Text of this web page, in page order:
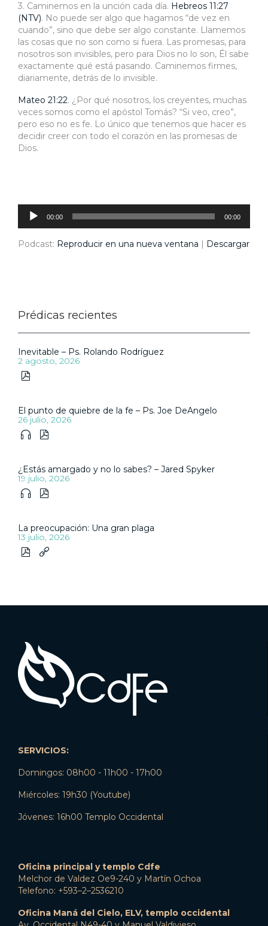
3. Caminemos en la unción cada día. Hebreos 11:27
(NTV). No puede ser algo que hagamos “de vez en
cuando”, sino que debe ser algo constante. Llamemos
las cosas que no son como si fuera. Las promesas, para
nosotros son invisibles, pero para Dios no lo son, Él sabe
exactamente qué está pasando. Caminemos firmes,
diariamente, detrás de lo invisible.
Mateo 21:22. ¿Por qué nosotros, los creyentes, muchas
veces somos como el apóstol Tomás? “Si veo, creo”,
pero eso no es fe. Lo único que tenemos que hacer es
decidir creer con todo el corazón en las promesas de
Dios.
Reproductor
audio 00:00 00:00
Podcast: Reproducir en una nueva ventana Descargar
Prédicas recientes
Inevitable – Ps. Rolando Rodríguez
2 agosto, 2026

El punto de quiebre de la fe – Ps. Joe DeAngelo
26 julio, 2026
 
¿Estás amargado y no lo sabes? – Jared Spyker
19 julio, 2026
 
La preocupación: Una gran plaga
13 julio, 2026
 
SERVICIOS:
Domingos: 08h00 - 11h00 - 17h00
Miércoles: 19h30 (Youtube)
Jóvenes: 16h00 Templo Occidental
Oficina principal y templo Cdfe
Melchor de Valdez Oe9-240 y Martín Ochoa
Telefono: +593–2–2536210
Oficina Maná del Cielo, ELV, templo occidental